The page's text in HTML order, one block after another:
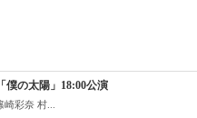
僕の太陽」18:00公演
彩奈 村...